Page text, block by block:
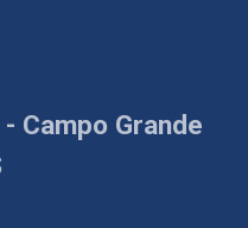
Campo Grande